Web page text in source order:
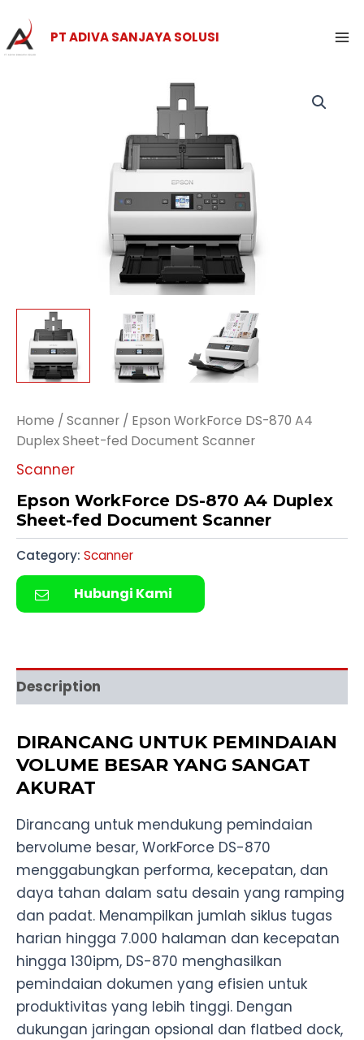
to
content
PT ADIVA SANJAYA SOLUSI
Home / Scanner / Epson WorkForce DS-870 A4
Duplex Sheet-fed Document Scanner
Scanner
Epson WorkForce DS-870 A4 Duplex
Sheet-fed Document Scanner
Category: Scanner
Hubungi Kami
Description
DIRANCANG UNTUK PEMINDAIAN
VOLUME BESAR YANG SANGAT
AKURAT
Dirancang untuk mendukung pemindaian
bervolume besar, WorkForce DS-870
menggabungkan performa, kecepatan, dan
daya tahan dalam satu desain yang ramping
dan padat. Menampilkan jumlah siklus tugas
harian hingga 7.000 halaman dan kecepatan
hingga 130ipm, DS-870 menghasilkan
pemindaian dokumen yang efisien untuk
produktivitas yang lebih tinggi. Dengan
dukungan jaringan opsional dan flatbed dock,